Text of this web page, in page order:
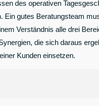
des operativen
Ein gutes Beratungsteam
Verständnis alle drei
die sich daraus
Kunden einsetzen.